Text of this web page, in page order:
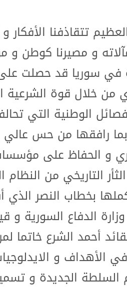
تتقاذفنا الأفكار و
و مصيرنا كوطن و
في سوريا قد حصلت
خلال قوة الشرعية
الوطنية التي
بما رافقها من حس عالي
و الحفاظ على
التاريخي من النظام
بخطاب النصر
الدفاع السورية و
أحمد الشرع خاتما
الأهداف و
السلطة الجديدة و